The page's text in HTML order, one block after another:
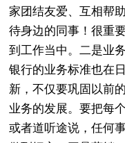
家团结友爱、互相帮
待身边的同事！很重
到工作当中。二是业
银行的业务标准也在
新，不仅要巩固以前
业务的发展。要把每
或者道听途说，任何